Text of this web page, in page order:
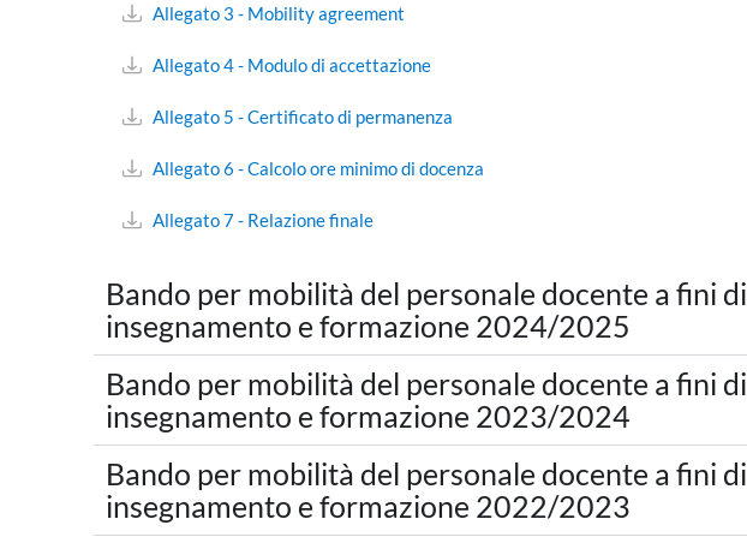
Allegato 3 - Mobility agreement
Allegato 4 - Modulo di accettazione
Allegato 5 - Certificato di permanenza
Allegato 6 - Calcolo ore minimo di docenza
Allegato 7 - Relazione finale
Bando per mobilità del personale docente a fini di
insegnamento e formazione 2024/2025
Bando per mobilità del personale docente a fini di
insegnamento e formazione 2023/2024
Bando per mobilità del personale docente a fini di
insegnamento e formazione 2022/2023